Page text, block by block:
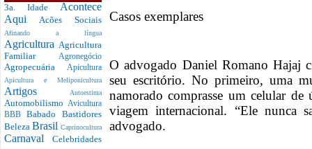
3a. Idade Acontece
Aqui Acões Sociais
Afinando a língua
Agricultura Agricultura
Familiar Agronegócio
Agropecuária Apicultura
Apicultura e Meliponicultura
Artigos Autoestima
Automobilismo Avicultura
BBBBabado Bastidores
Beleza Brasil Caprinocultura
Carnaval Celebridades
Casos exemplares
O advogado Daniel Romano Hajaj
seu escritório. No primeiro, uma
namorado comprasse um celular de
viagem internacional. “Ele nunca
advogado.